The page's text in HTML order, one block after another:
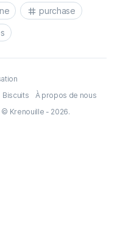
purchase
Biscuits
À propos de nous
© Krenouille - 2026.